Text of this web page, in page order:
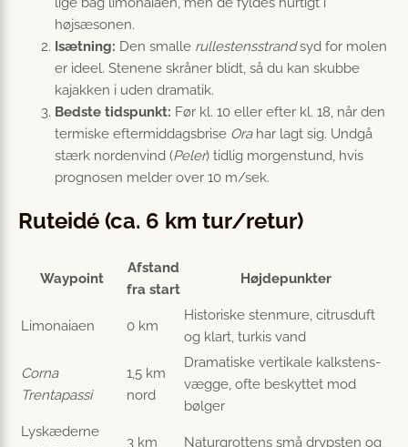
højsæsonen.
Isætning: Den smalle rullestensstrandsyd for molen
er ideel. Stenene skråner blidt, så du kan skubbe
kajakken i uden dramatik.
Bedste tidspunkt: Før kl. 10 eller efter kl. 18, når den
termiske efter­middagsbrise Orahar lagt sig. Undgå
stærk nordenvind (Peler) tidlig morgen­stund, hvis
prognosen melder over 10 m/sek.
Ruteidé (ca. 6 km tur/retur)
Waypoint
Afstand
fra start
Højdepunkter
Limonaiaen 0 km
Historiske stenmure, citrusduft
og klart, turkis vand
Corna
Trentapassi
1,5 km
nord
Dramatiske vertikale kalkstens­
vægge, ofte beskyttet mod
bølger
Lyskæderne
3 km
Naturgrottens små drypsten og